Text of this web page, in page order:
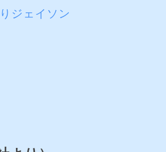
ジェイソン